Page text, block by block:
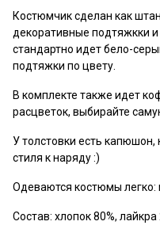
Костюмчик сделан как
декоративные подтяжкки
стандартно идет бело-
подтяжки по цвету.
В комплекте также идет
расцветок, выбирайте
У толстовки есть капюшон,
стиля к наряду :)
Одеваются костюмы легко:
Состав: хлопок 80%, лайкра